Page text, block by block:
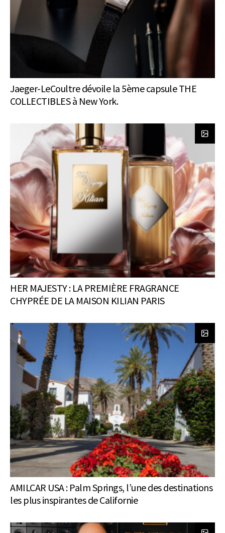
Jaeger-LeCoultre dévoile la 5ème capsule THE
COLLECTIBLES à New York.
HER MAJESTY : LA PREMIÈRE FRAGRANCE
CHYPRÉE DE LA MAISON KILIAN PARIS
AMILCAR USA : Palm Springs, l’une des destinations
les plus inspirantes de Californie